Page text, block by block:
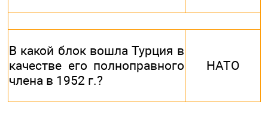
В какой блок вошла Турция в
качестве его полноправного
члена в 1952 г.?
НАТО